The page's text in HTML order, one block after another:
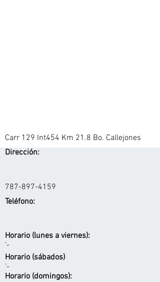
Carr 129 Int454 Km 21.8 Bo. Callejones
Dirección:
787-897-4159
Teléfono:
Horario (lunes a viernes):
'-
Horario (sábados)
'-
Horario (domingos):